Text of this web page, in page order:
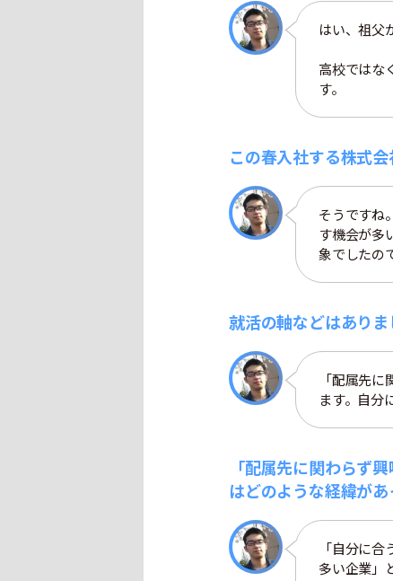
はい、祖父
高校ではな
す。
この春入社する株式
そうですね
す機会が多
象でしたの
就活の軸などはありま
「配属先
ます。自分
「配属先に関わらず
はどのような経緯が
「自分に
多い企業」